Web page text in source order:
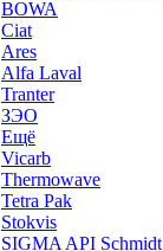
BOWA
Ciat
Ares
Alfa Laval
Tranter
ЗЭО
Ещё
Vicarb
Thermowave
Tetra Pak
Stokvis
SIGMA API Schmidt